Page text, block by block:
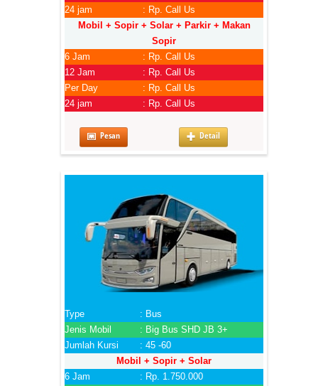
24 jam
: Rp. Call Us
Mobil + Sopir + Solar + Parkir + Makan
Sopir
6 Jam
: Rp. Call Us
12 Jam
: Rp. Call Us
Per Day
: Rp. Call Us
24 jam
: Rp. Call Us
Pesan Detail
Type
: Bus
Jenis Mobil
: Big Bus SHD JB 3+
Jumlah Kursi
: 45 -60
Mobil + Sopir + Solar
6 Jam
: Rp. 1.750.000